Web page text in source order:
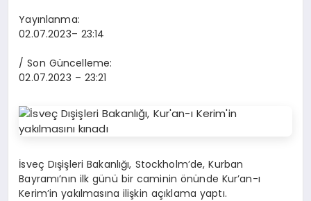
Yayınlanma:
02.07.2023– 23:14
/ Son Güncelleme:
02.07.2023 – 23:21
İsveç Dışişleri Bakanlığı, Stockholm’de, Kurban
Bayramı’nın ilk günü bir caminin önünde Kur’an-ı
Kerim’in yakılmasına ilişkin açıklama yaptı.